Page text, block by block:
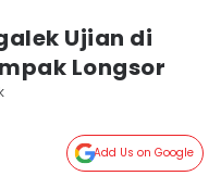
Ujian di
Longsor
Add Us on Google